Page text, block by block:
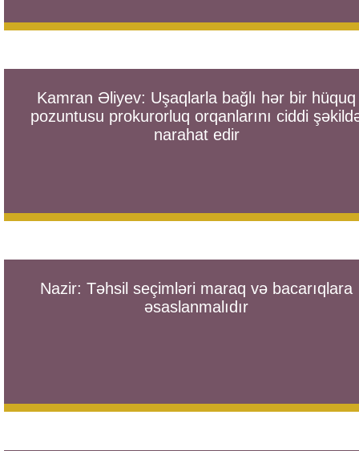
Kamran Əliyev: Uşaqlarla bağlı hər bir hüquq
pozuntusu prokurorluq orqanlarını ciddi
narahat edir
Nazir: Təhsil seçimləri maraq və bacarıqlara
əsaslanmalıdır